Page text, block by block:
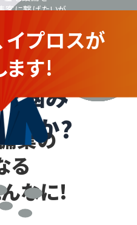
業の企業さま
悩み
んか?
客に繋げたいが
く不安...
イプロスが
ます!
業の
る
なに!